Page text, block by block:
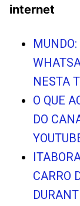
internet
NESTA
O QUE
DO
CARRO